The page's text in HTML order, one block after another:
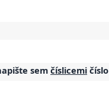
semčíslicemi číslo